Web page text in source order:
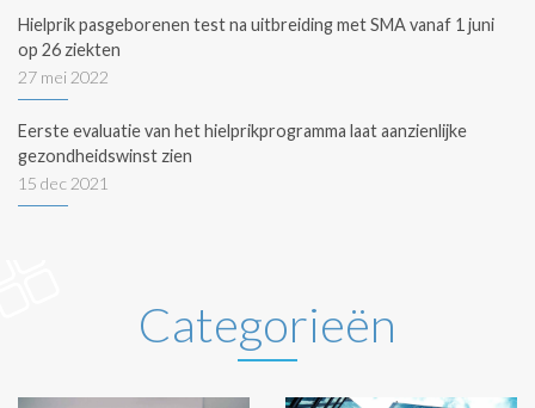
Hielprik pasgeborenen test na uitbreiding met SMA vanaf 1 juni
op 26 ziekten
27 mei 2022
Eerste evaluatie van het hielprikprogramma laat aanzienlijke
gezondheidswinst zien
15 dec 2021
Categorieën